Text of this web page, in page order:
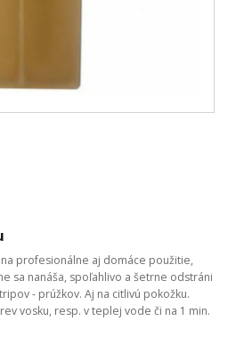
profesionálne aj domáce použitie,
sa nanáša, spoľahlivo a šetrne odstráni
- prúžkov. Aj na citlivú pokožku.
vosku, resp. v teplej vode či na 1 min.